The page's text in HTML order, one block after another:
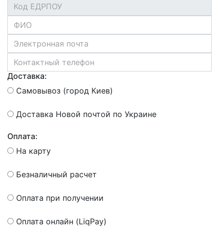
Доставка:
Самовывоз (город Киев)
Доставка Новой почтой по Украине
Оплата:
На карту
Безналичный расчет
Оплата при получении
Оплата онлайн (LiqPay)